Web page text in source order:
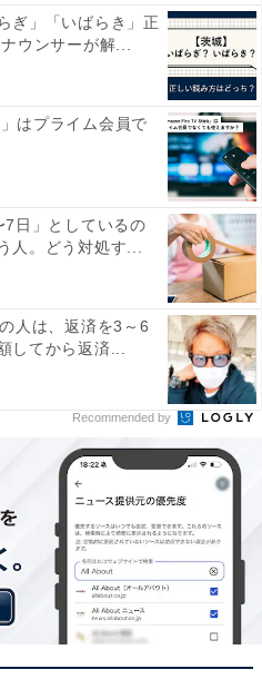
運転手がおすすめです。ト
も人との関わりが少ない一
て異なるため、転職エージ
認しておくと安心です。
りが苦手で、パソコン作業や
おすすめは、倉庫にある商
ティング、新聞配達、清掃
チームワークが不要なう
リットもあります。
が苦手なら、2、3ヶ月で契
や、単発アルバイトがおす
、コールセンター、事務
職種があります。
ムワークが苦手な方には、
、倉庫でのピッキングの仕
力や相談が要らず、一人の
働くうえでのあらゆる人間関
ぎ」「いばらき」正
ウンサーが解...
はプライム会員で
7日」としているの
人。どう対処す...
人は、返済を3～6
してから返済...
Recommended by